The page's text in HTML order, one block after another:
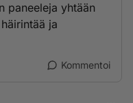
paneeleja yhtään
ja
Kommentoi